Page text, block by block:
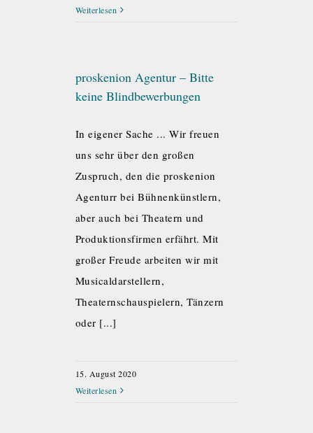
Weiterlesen
proskenion Agentur – Bitte
keine Blindbewerbungen
In eigener Sache ... Wir freuen
uns sehr über den großen
Zuspruch, den die proskenion
Agenturr bei Bühnenkünstlern,
aber auch bei Theatern und
Produktionsfirmen erfährt. Mit
großer Freude arbeiten wir mit
Musicaldarstellern,
Theaternschauspielern, Tänzern
oder [...]
15. August 2020
Weiterlesen